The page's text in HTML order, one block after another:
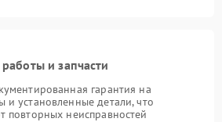
и запчасти
гарантия на
и установленные детали, что
повторных неисправностей